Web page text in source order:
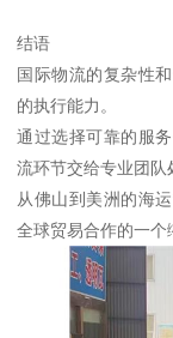
结语
国际物流的复杂性
的执行能力。
通过选择可靠的服
流环节交给专业团队
从佛山到美洲的海
全球贸易合作的一个